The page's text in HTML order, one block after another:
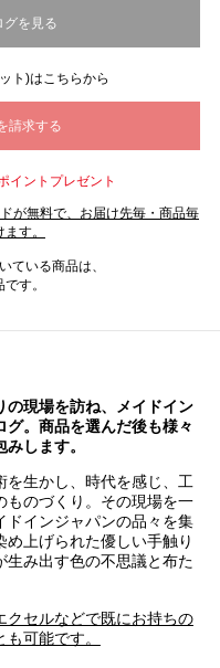
ト)はこちらから
イントプレゼント
が無料で、お届け先毎・商品毎
す。
ている商品は、
す。
の現場を訪ね、メイドイン
。商品を選んだ後も様々
します。
を生かし、時代を感じ、工
ものづくり。その現場を一
ドインジャパンの品々を集
上げられた優しい手触り
生み出す色の不思議と布た
クセルなどで既にお持ちの
可能です。